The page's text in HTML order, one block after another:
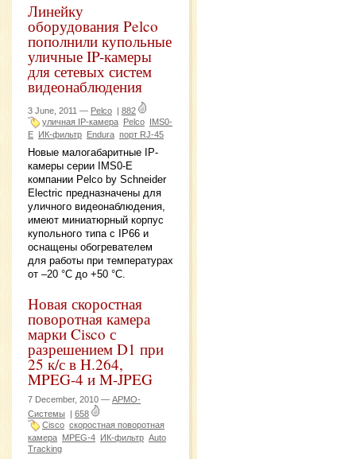
Линейку
оборудования Pelco
пополнили купольные
уличные IP-камеры
для сетевых систем
видеонаблюдения
3 June, 2011 — Pelco | 882
уличная IP-камера Pelco IMS0-
E ИК-фильтр Endura порт RJ-45
Новые малогабаритные IP-
камеры серии IMS0-E
компании Pelco by Schneider
Electric предназначены для
уличного видеонаблюдения,
имеют миниатюрный корпус
купольного типа с IP66 и
оснащены обогревателем
для работы при температурах
от –20 °C до +50 °C.
Новая скоростная
поворотная камера
марки Cisco с
разрешением D1 при
25 к/с в H.264,
MPEG-4 и M-JPEG
7 December, 2010 — АРМО-
Системы
658
Cisco скоростная поворотная
камера MPEG-4 ИК-фильтр Auto
Tracking